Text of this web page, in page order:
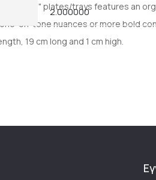
plates/trays features an
on-tone nuances or more bold
19 cm long and 1 cm high.
2.000000